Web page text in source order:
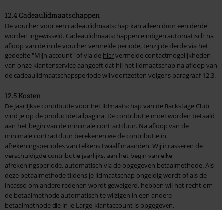
12.4 Cadeaulidmaatschappen
De voucher voor een cadeaulidmaatschap kan alleen door een derde
worden ingewisseld. Cadeaulidmaatschappen eindigen automatisch na
afloop van de in de voucher vermelde periode, tenzij de derde via het
gedeelte "Mijn account" of via de hiervermelde contactmogelijkheden
van onze klantenservice aangeeft dat hij het lidmaatschap na afloop van
de cadeaulidmaatschapsperiode wil voortzetten volgens paragraaf 12.3.
12.5 Kosten
De jaarlijkse contributie voor het lidmaatschap van de Backstage Club
vind je op de productdetailpagina. De contributie moet worden betaald
aan het begin van de minimale contractduur. Na afloop van de
minimale contractduur berekenen we de contributie in
afrekeningsperiodes van telkens twaalf maanden. Wij incasseren de
verschuldigde contributie jaarlijks, aan het begin van elke
afrekeningsperiode, automatisch via de opgegeven betaalmethode. Als
deze betaalmethode tijdens je lidmaatschap ongeldig wordt of als de
incasso om andere redenen wordt geweigerd, hebben wij het recht om
de betaalmethode automatisch te wijzigen in een andere
betaalmethode die in je Large-klantaccount is opgegeven.